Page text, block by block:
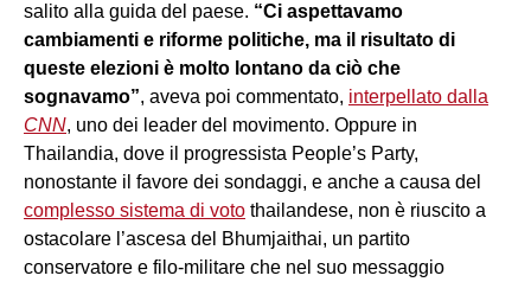
salito alla guida del paese. “Ci aspettavamo
cambiamenti e riforme politiche, ma il risultato di
queste elezioni è molto lontano da ciò che
sognavamo”, aveva poi commentato, interpellato dalla
CNN, uno dei leader del movimento. Oppure in
Thailandia, dove il progressista People’s Party,
nonostante il favore dei sondaggi, e anche a causa del
complesso sistema di voto thailandese, non è riuscito a
ostacolare l’ascesa del Bhumjaithai, un partito
conservatore e filo-militare che nel suo messaggio